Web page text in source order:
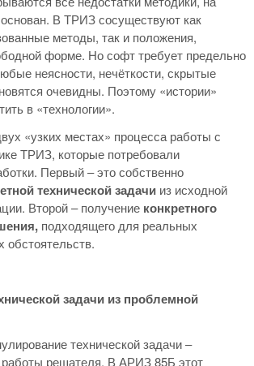
основан. В ТРИЗ сосуществуют как
методы, так и положения,
форме. Но софт требует предельно
неясности, нечёткости, скрытые
очевидны. Поэтому «истории»
в «технологии».
«узких местах» процесса работы с
ТРИЗ, которые потребовали
Первый – это собственно
технической задачи из исходной
Второй – получение конкретного
подходящего для реальных
обстоятельств.
задачи из проблемной
технической задачи –
решателя. В АРИЗ 85Б этот